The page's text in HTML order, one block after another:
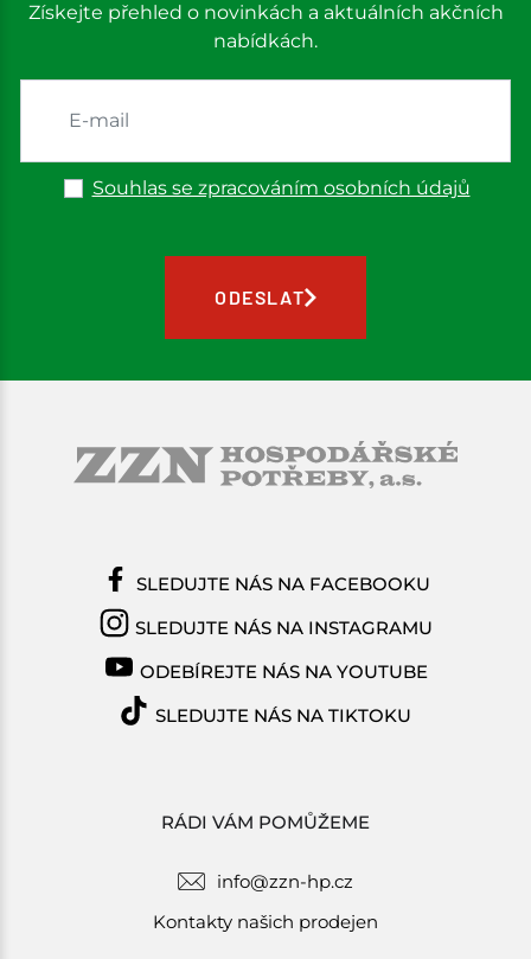
Získejte přehled o novinkách a aktuálních akčních
nabídkách.
Souhlas se zpracováním osobních údajů
ODESLAT
RÁDI VÁM POMŮŽEME
info@zzn-hp.cz
Kontakty našich prodejen
SLEDUJTE NÁS NA FACEBOOKU
SLEDUJTE NÁS NA INSTAGRAMU
ODEBÍREJTE NÁS NA YOUTUBE
SLEDUJTE NÁS NA TIKTOKU